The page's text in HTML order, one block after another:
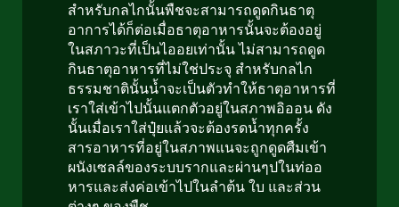
สำหรับกลไกนั้นพืชจะสามารถดูดกินธาตุ
อาการได้ก็ต่อเมื่อธาตุอาหารนั้นจะต้องอยู่
ในสภาวะที่เป็นไออยเท่านั้น ไม่สามารถดูด
กินธาตุอาหารที่ไม่ใช่ประจุ สำหรับกลไก
ธรรมชาตินั้นน้ำจะเป็นตัวทำให้ธาตุอาหารที่
เราใส่เข้าไปนั้นแตกตัวอยู่ในสภาพอิออน ดัง
นั้นเมื่อเราใส่ปุ๋ยแล้วจะต้องรดน้ำทุกครั้ง
สารอาหารที่อยู่ในสภาพแนจะถูกดูดศืมเข้า
ผนังเซลล์ของระบบรากและผ่านๆปในท่ออ
หารและส่งค่อเข้าไปในลำต้น ใบ และส่วน